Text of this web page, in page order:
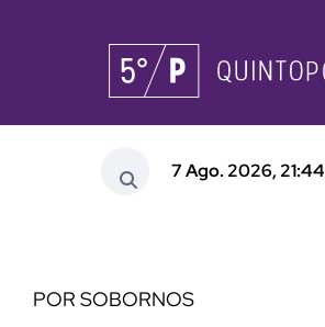
7 Ago. 2026, 21:44
POR SOBORNOS